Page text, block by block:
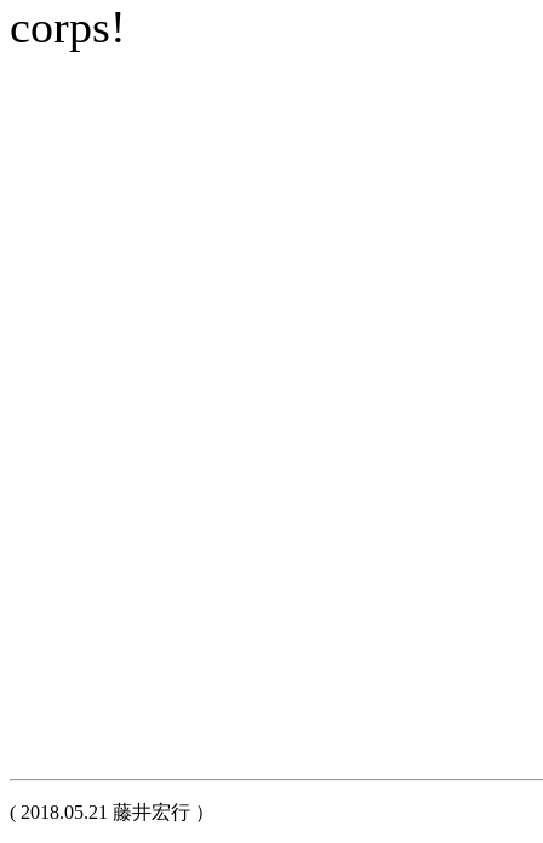
corps!
( 2018.05.21 藤井宏行 ）